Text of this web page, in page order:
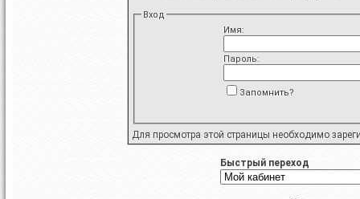
Вход
Имя:
Пароль:
Запомнить?
Для просмотра этой страницы необходимо
Быстрый переход